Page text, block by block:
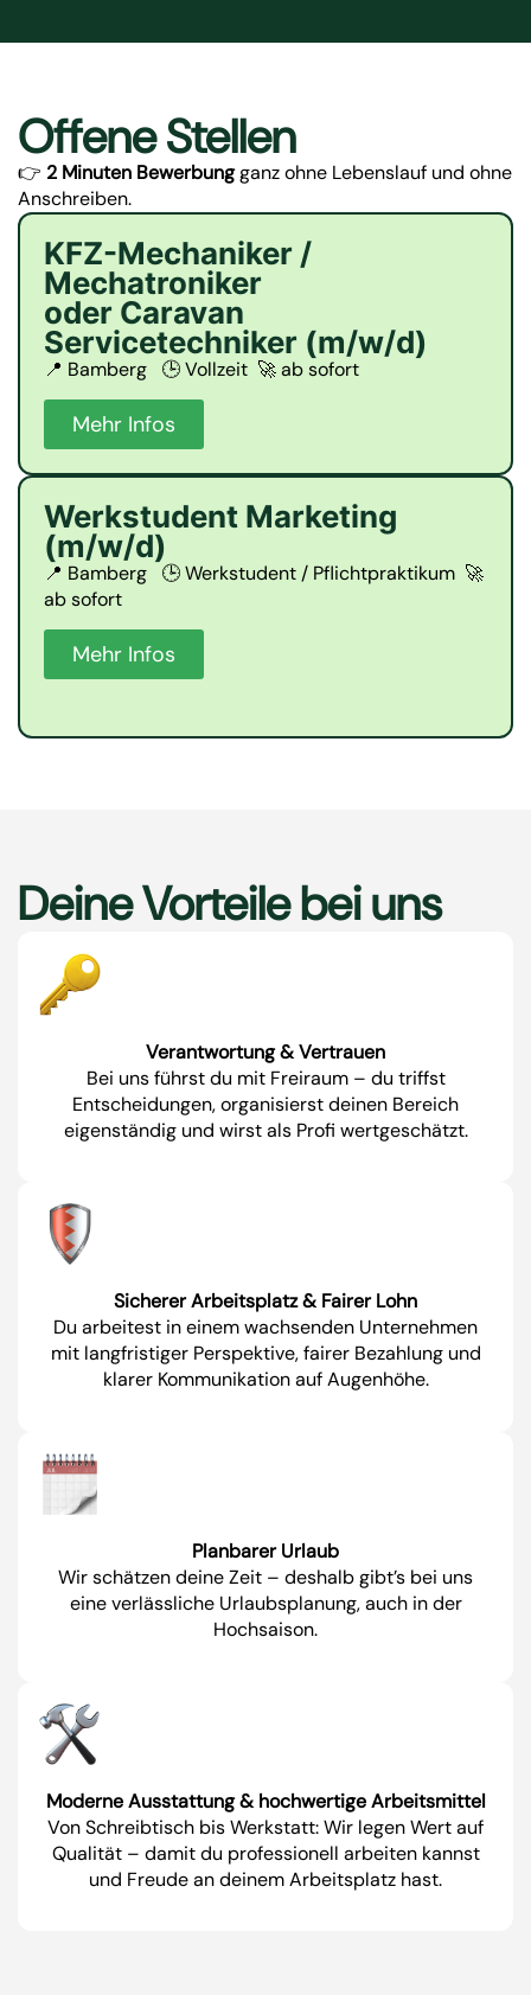
Offene Stellen
👉 2 Minuten Bewerbungganz ohne Lebenslauf und ohne
Anschreiben.
KFZ-Mechaniker /
Mechatroniker
oder Caravan
Servicetechniker (m/w/d)
📍 Bamberg 🕒 Vollzeit 🚀 ab sofort
Mehr Infos
Werkstudent Marketing
(m/w/d)
📍 Bamberg 🕒 Werkstudent / Pflichtpraktikum 🚀
ab sofort
Mehr Infos
Deine Vorteile bei uns
Verantwortung & Vertrauen
Bei uns führst du mit Freiraum – du triffst
Entscheidungen, organisierst deinen Bereich
eigenständig und wirst als Profi wertgeschätzt.
Sicherer Arbeitsplatz & Fairer Lohn
Du arbeitest in einem wachsenden Unternehmen
mit langfristiger Perspektive, fairer Bezahlung und
klarer Kommunikation auf Augenhöhe.
Planbarer Urlaub
Wir schätzen deine Zeit – deshalb gibt’s bei uns
eine verlässliche Urlaubsplanung, auch in der
Hochsaison.
Moderne Ausstattung & hochwertige Arbeitsmittel
Von Schreibtisch bis Werkstatt: Wir legen Wert auf
Qualität – damit du professionell arbeiten kannst
und Freude an deinem Arbeitsplatz hast.